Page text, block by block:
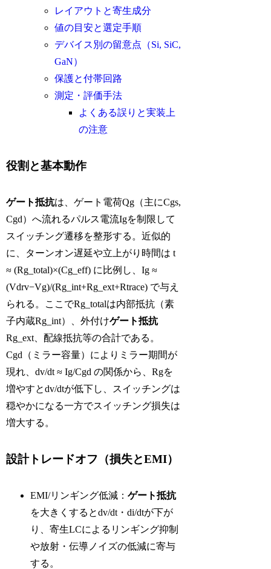
レイアウトと寄生成分
値の目安と選定手順
デバイス別の留意点（Si, SiC,
GaN）
保護と付帯回路
測定・評価手法
よくある誤りと実装上
の注意
役割と基本動作
ゲート抵抗は、ゲート電荷Qg（主にCgs,
Cgd）へ流れるパルス電流Igを制限して
スイッチング遷移を整形する。近似的
に、ターンオン遅延や立上がり時間は t
≈ (Rg_total)×(Cg_eff) に比例し、Ig ≈
(Vdrv−Vg)/(Rg_int+Rg_ext+Rtrace) で与え
られる。ここでRg_totalは内部抵抗（素
子内蔵Rg_int）、外付けゲート抵抗
Rg_ext、配線抵抗等の合計である。
Cgd（ミラー容量）によりミラー期間が
現れ、dv/dt ≈ Ig/Cgd の関係から、Rgを
増やすとdv/dtが低下し、スイッチングは
穏やかになる一方でスイッチング損失は
増大する。
設計トレードオフ（損失とEMI）
EMI/リンギング低減：ゲート抵抗
を大きくするとdv/dt・di/dtが下が
り、寄生LCによるリンギング抑制
や放射・伝導ノイズの低減に寄与
する。